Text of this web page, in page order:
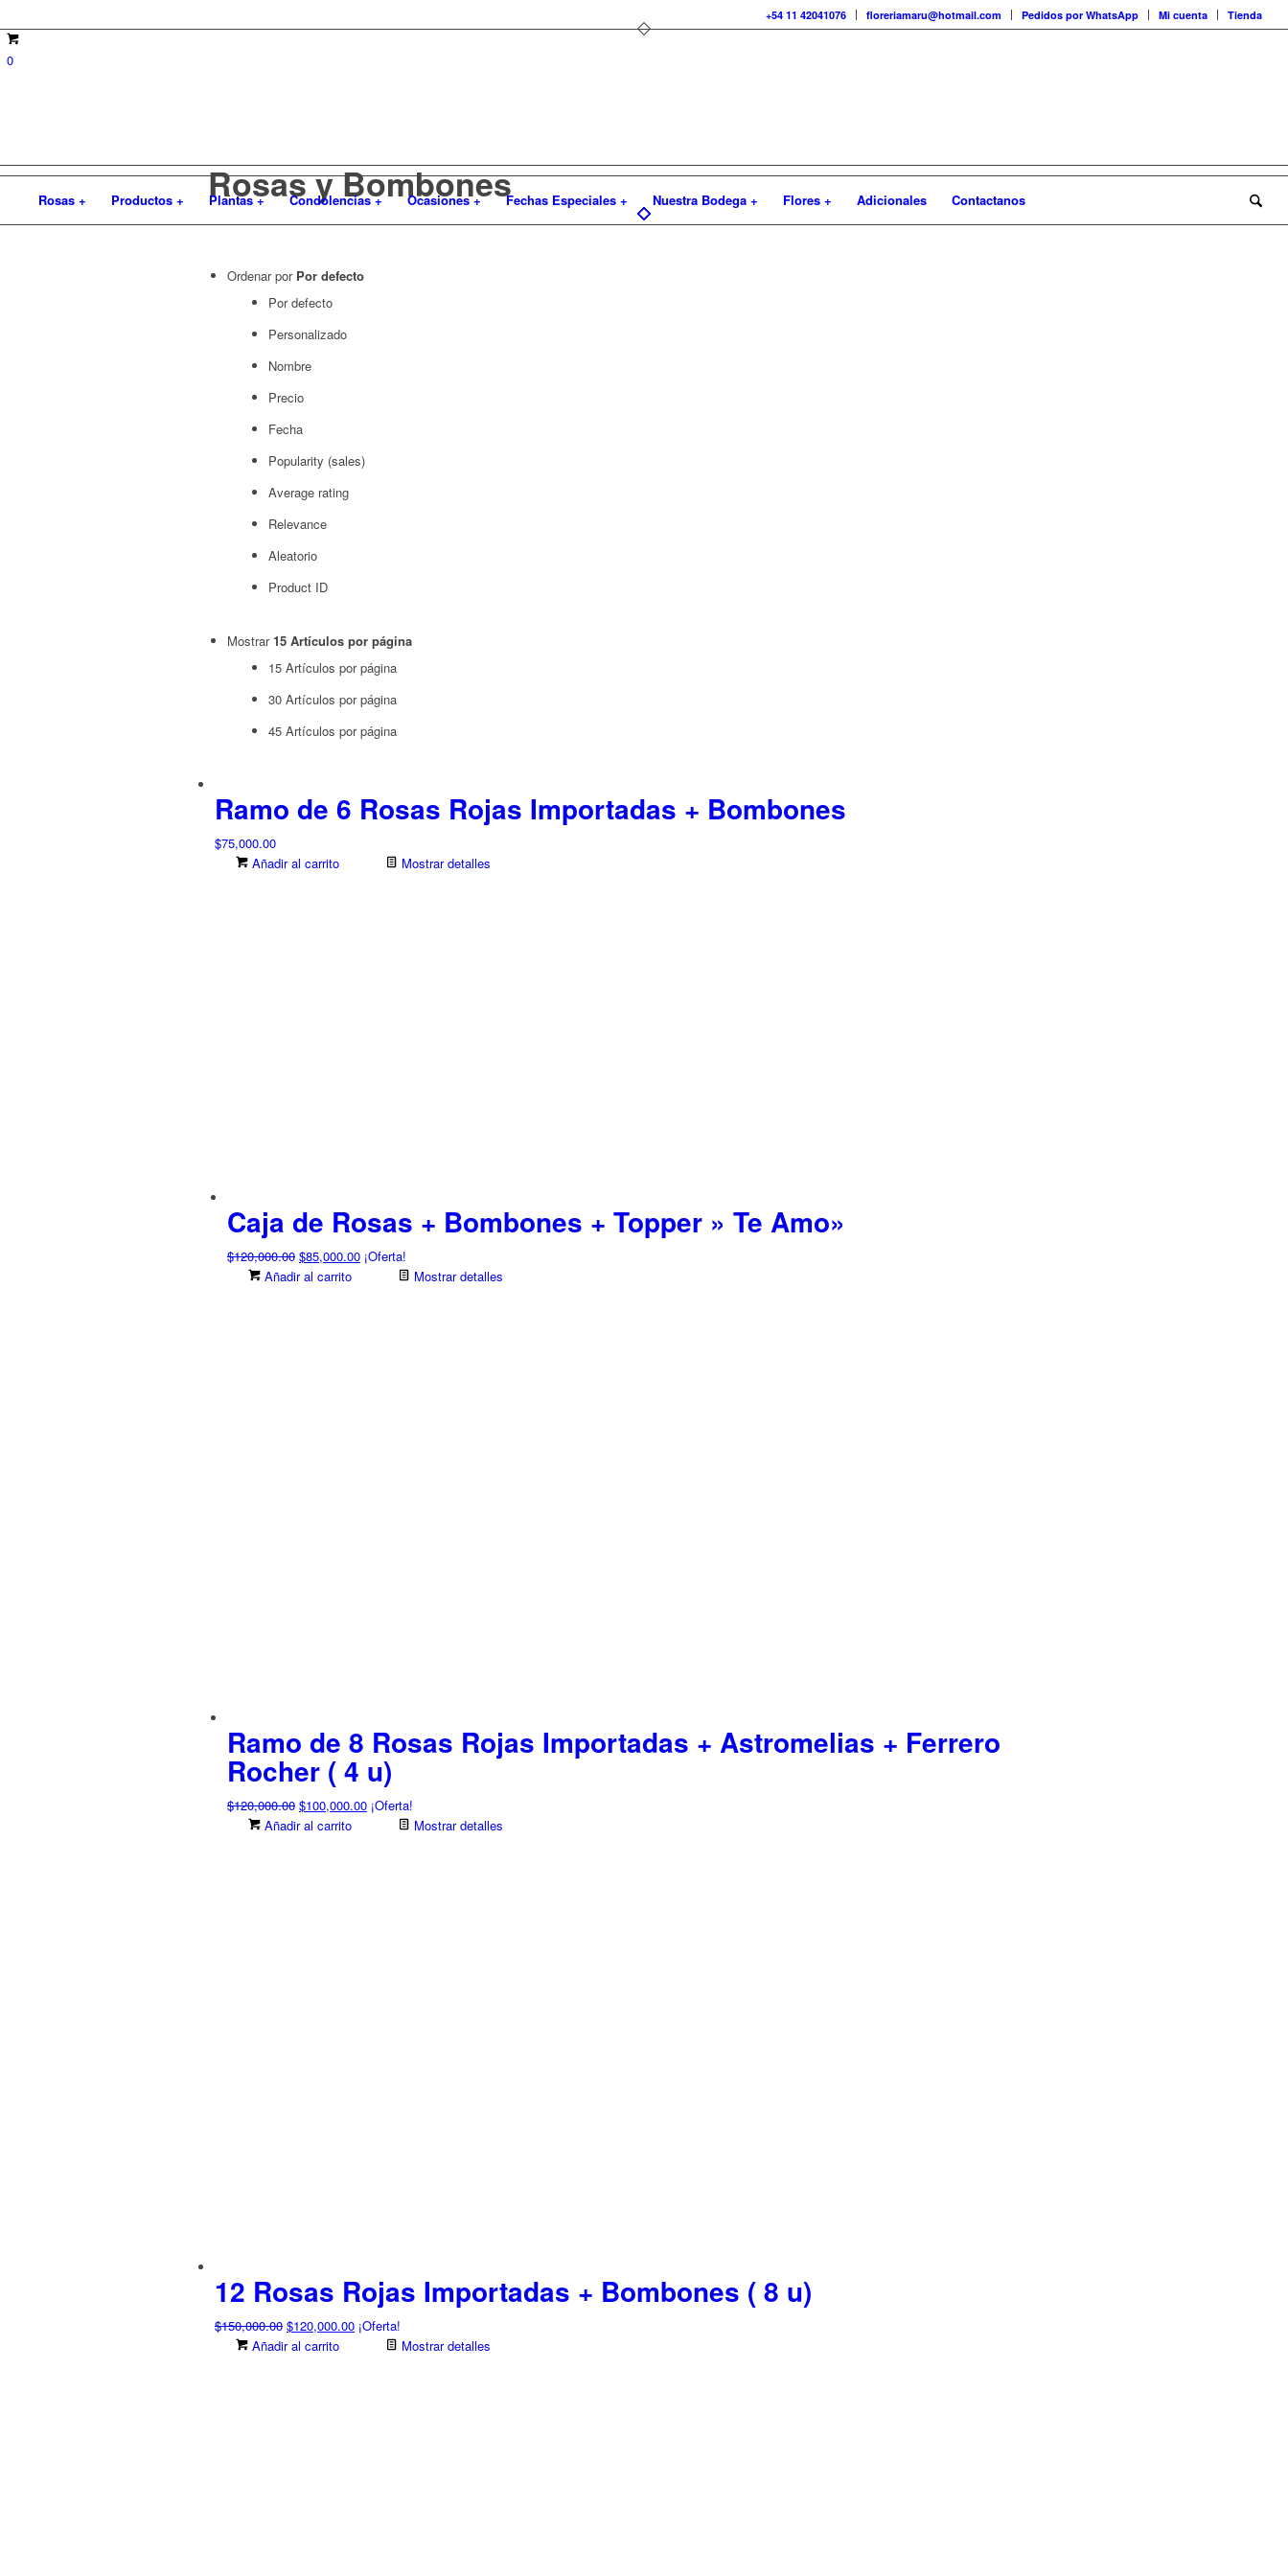
+54 11 42041076 floreriamaru@hotmail.com Pedidos por WhatsApp Mi cuenta Tienda
0
Rosas + Productos + Plantas + Condolencias + Ocasiones + Fechas Especiales + Nuestra Bodega + Flores + Adicionales Contactanos
Rosas y Bombones
Ordenar por Por defecto
Por defecto
Personalizado
Nombre
Precio
Fecha
Popularity (sales)
Average rating
Relevance
Aleatorio
Product ID
Mostrar 15 Artículos por página
15 Artículos por página
30 Artículos por página
45 Artículos por página
Ramo de 6 Rosas Rojas Importadas + Bombones
$75,000.00
Añadir al carrito
Mostrar detalles
Caja de Rosas + Bombones + Topper » Te Amo»
$120,000.00 El
precio
$85,000.00El¡Oferta!
Añadir al carrito
Mostrar detalles
Ramo de 8 Rosas Rojas Importadas + Astromelias + Ferrero
Rocher ( 4 u)
$120,000.00 El
precio
$100,000.00El¡Oferta!
Añadir al carrito
Mostrar detalles
12 Rosas Rojas Importadas + Bombones ( 8 u)
$150,000.00 El
precio
$120,000.00El¡Oferta!
Añadir al carrito
Mostrar detalles